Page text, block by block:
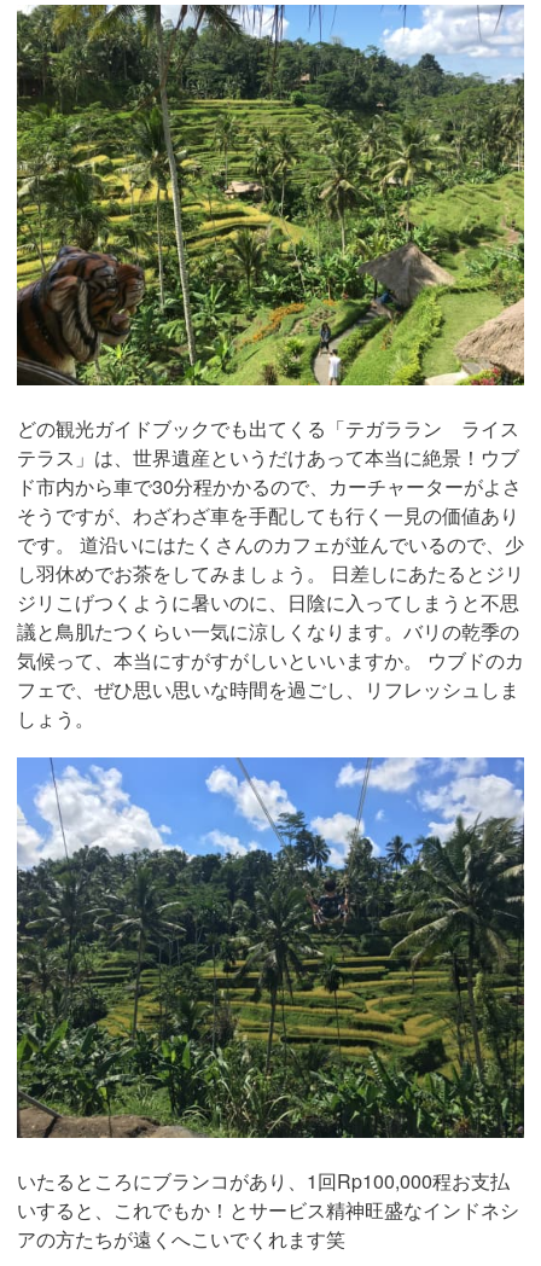
どの観光ガイドブックでも出てくる「テガララン ライス
テラス」は、世界遺産というだけあって本当に絶景！ウブ
ド市内から車で30分程かかるので、カーチャーターがよさ
そうですが、わざわざ車を手配しても行く一見の価値あり
です。 道沿いにはたくさんのカフェが並んでいるので、少
し羽休めでお茶をしてみましょう。 日差しにあたるとジリ
ジリこげつくように暑いのに、日陰に入ってしまうと不思
議と鳥肌たつくらい一気に涼しくなります。バリの乾季の
気候って、本当にすがすがしいといいますか。 ウブドのカ
フェで、ぜひ思い思いな時間を過ごし、リフレッシュしま
しょう。
いたるところにブランコがあり、1回Rp100,000程お支払
いすると、これでもか！とサービス精神旺盛なインドネシ
アの方たちが遠くへこいでくれます笑